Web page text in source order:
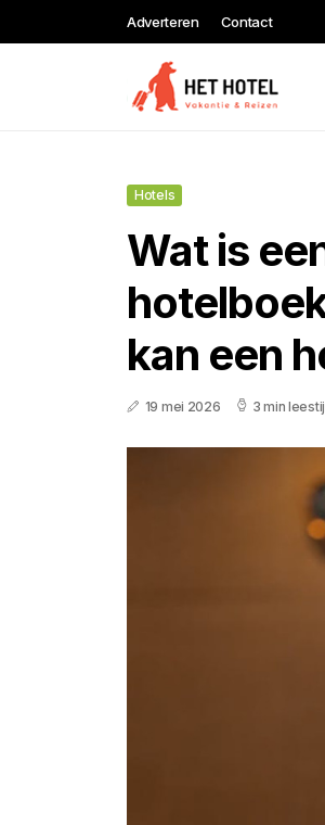
Adverteren Contact
Hotels
Wat is
kan een
19 mei 2026 3 min